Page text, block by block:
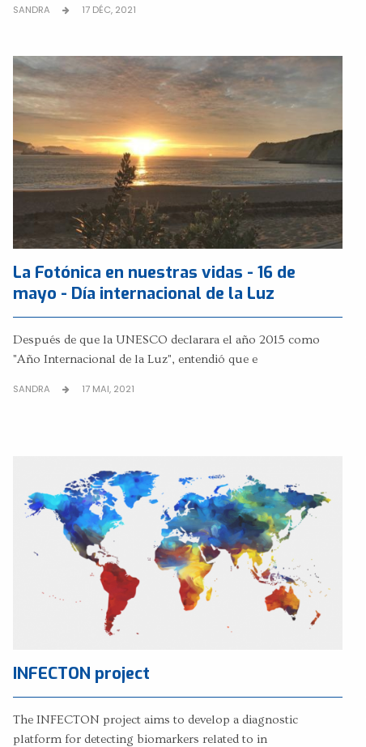
SANDRA 17 DÉC, 2021
La Fotónica en nuestras vidas - 16 de
mayo - Día internacional de la Luz
Después de que la UNESCO declarara el año 2015 como
"Año Internacional de la Luz", entendió que e
SANDRA 17 MAI, 2021
INFECTON project
The INFECTON project aims to develop a diagnostic
platform for detecting biomarkers related to in